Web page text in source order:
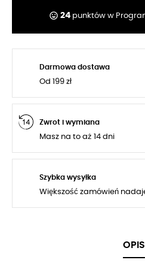
tag_faces 24punktów w
Darmowa dostawa
Od 199 zł
Zwrot i wymiana
Masz na to aż 14 dni
Szybka wysyłka
Większość zamówień
OPIS